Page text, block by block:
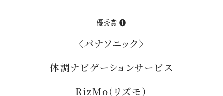
優秀賞 ❶
〈パナソニック〉
体調ナビゲーションサービス
RizMo（リズモ）